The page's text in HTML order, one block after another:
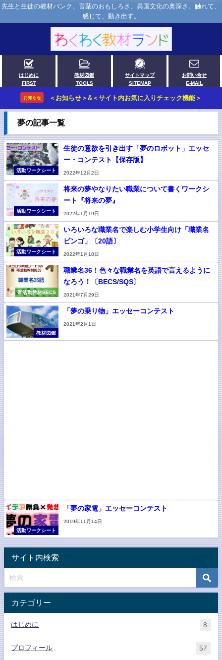
先生と生徒の教材バンク。言葉のおもしろさ、異国文化の奥深さ。触れて、
感じて、動き出す。
はじめに
FIRST
教材図鑑
TOOLS
サイトマップ
SITEMAP
お問い合せ
E-MAIL
お知らせ ＜お知らせ＞&＜サイト内お気に入りチェック機能＞
夢の記事一覧
活動ワークシート
生徒の意欲を引き出す「夢のロボット」エッセ
ー・コンテスト【保存版】
2022年12月2日
活動ワークシート
将来の夢やなりたい職業について書くワークシ
ート『将来の夢』
2022年1月19日
活動ワークシート
いろいろな職業名で楽しむ小学生向け「職業名
ビンゴ」〔20語〕
2022年1月18日
帯活動教材BECS
職業名36！色々な職業名を英語で言えるように
なろう！〔BECS/SQS〕
2021年7月29日
教材図鑑
「夢の乗り物」エッセーコンテスト
2021年2月1日
活動ワークシート
「夢の家電」エッセーコンテスト
2019年11月14日
サイト内検索
カテゴリー
はじめに 8
プロフィール 57